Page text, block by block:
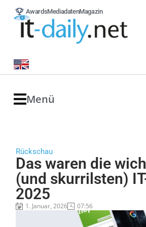
AwardsMediadatenMagazin
Menü
Rückschau
Das waren die
(und skurrilsten)
2025
1. Januar, 2026 07:56